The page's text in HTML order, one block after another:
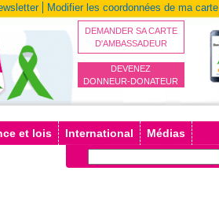
Modifier les coordonnées de ma carte
DEMANDER SA CARTE
D'AMBASSADEUR
DEVENEZ
DONNEUR-DONATEUR
et lois International Médias